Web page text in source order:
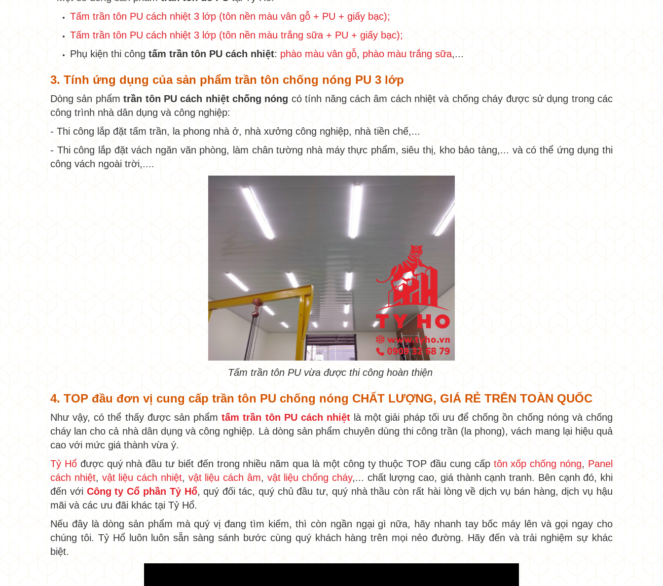
Tấm trần tôn PU cách nhiệt 3 lớp (tôn nền màu vân gỗ + PU + giấy bạc);
Tấm trần tôn PU cách nhiệt 3 lớp (tôn nền màu trắng sữa + PU + giấy bạc);
Phụ kiện thi công tấm trần tôn PU cách nhiệt: phào màu vân gỗ, phào màu trắng sữa,...
3. Tính ứng dụng của sản phẩm trần tôn chống nóng PU 3 lớp
Dòng sản phẩmtrần tôn PU cách nhiệt chống nóng có tính năng cách âm cách nhiệt và chống cháy được sử dụng trong các
công trình nhà dân dụng và công nghiệp:
- Thi công lắp đặt tấm trần, la phong nhà ở, nhà xưởng công nghiệp, nhà tiền chế,...
- Thi công lắp đặt vách ngăn văn phòng, làm chân tường nhà máy thực phẩm, siêu thị, kho bảo tàng,... và có thể ứng dụng thi
công vách ngoài trời,....
Tấm trần tôn PU vừa được thi công hoàn thiện
4. TOP đầu đơn vị cung cấp trần tôn PU chống nóng CHẤT LƯỢNG, GIÁ RẺ TRÊN TOÀN QUỐC
Như vậy, có thể thấy được sản phẩmtấm trần tôn PU cách nhiệt là một giải pháp tối ưu để chống ồn chống nóng và chống
cháy lan cho cả nhà dân dụng và công nghiệp. Là dòng sản phẩm chuyên dùng thi công trần (la phong), vách mang lại hiệu quả
cao với mức giá thành vừa ý.
Tỷ Hổđược quý nhà đầu tư biết đến trong nhiều năm qua là một công ty thuộc TOP đầu cung cấp tôn xốp chống nóng, Panel
cách nhiệt, vật liệu cách nhiệt, vật liệu cách âm, vật liệu chống cháy,... chất lượng cao, giá thành cạnh tranh. Bên cạnh đó, khi
đến với Công ty Cổ phần Tỷ Hổ, quý đối tác, quý chủ đầu tư, quý nhà thầu còn rất hài lòng về dịch vụ bán hàng, dịch vụ hậu
mãi và các ưu đãi khác tại Tỷ Hổ.
Nếu đây là dòng sản phẩm mà quý vị đang tìm kiếm, thì còn ngần ngại gì nữa, hãy nhanh tay bốc máy lên và gọi ngay cho
chúng tôi. Tỷ Hổ luôn luôn sẵn sàng sánh bước cùng quý khách hàng trên mọi nẻo đường. Hãy đến và trải nghiệm sự khác
biệt.